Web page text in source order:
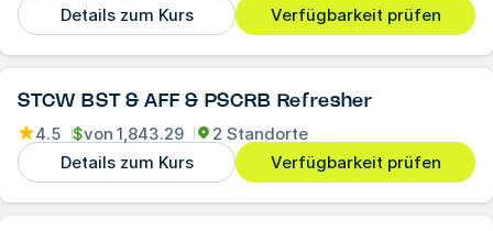
Details zum Kurs
Verfügbarkeit prüfen
STCW BST & AFF & PSCRB Refresher
4.5 $von 1,843.29
2 Standorte
Details zum Kurs
Verfügbarkeit prüfen